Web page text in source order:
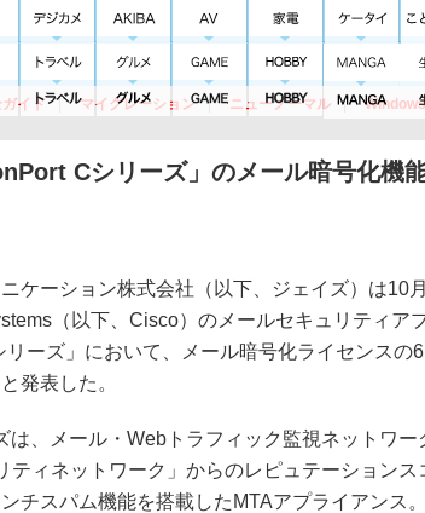
イド マイグレーション ニューノーマル
例 イベント
Cシリーズ」のメール暗号化機
ケーション株式会社（以下、ジェイズ）は10
（以下、Cisco）のメールセキュリティア
リーズ」において、メール暗号化ライセンスの
発表した。
、メール・Webトラフィック監視ネットワー
ティネットワーク」からのレピュテーションス
チスパム機能を搭載したMTAアプライアンス